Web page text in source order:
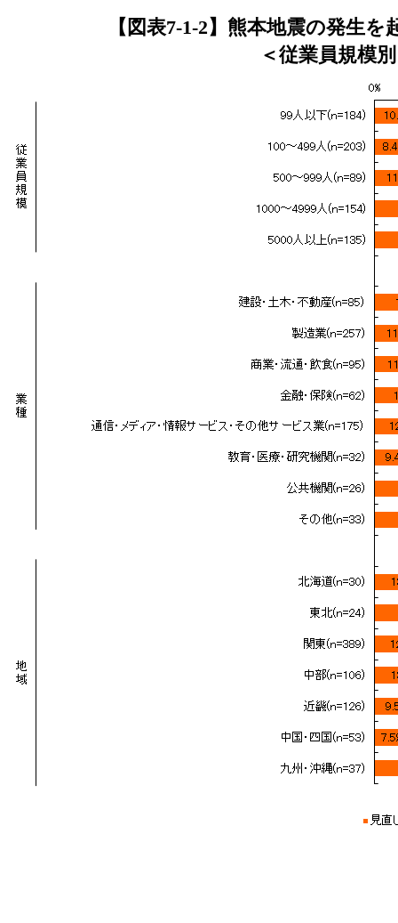
【図表7-1-2】熊本地震の発生
＜従業員規模